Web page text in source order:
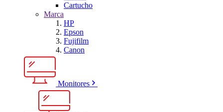
Cartucho
Marca
HP
Epson
Fujifilm
Canon
Monitores